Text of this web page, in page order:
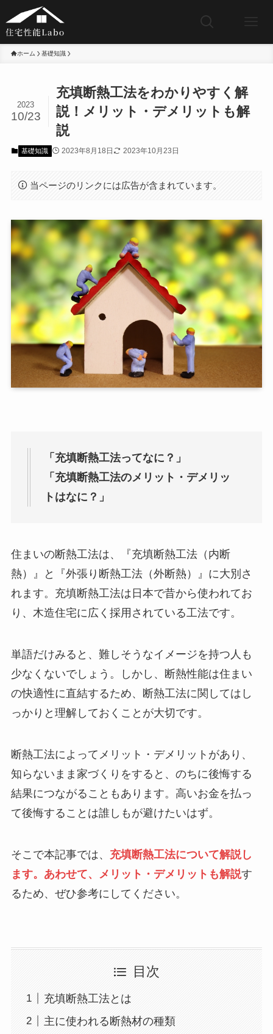
ホーム 基礎知識
充填断熱工法をわかりやすく解
説！メリット・デメリットも解
説
2023
10/23
基礎知識 2023年8月18日 2023年10月23日
当ページのリンクには広告が含まれています。
「充填断熱工法ってなに？」
「充填断熱工法のメリット・デメリッ
トはなに？」
住まいの断熱工法は、『充填断熱工法（内断
熱）』と『外張り断熱工法（外断熱）』に大別さ
れます。充填断熱工法は日本で昔から使われてお
り、木造住宅に広く採用されている工法です。
単語だけみると、難しそうなイメージを持つ人も
少なくないでしょう。しかし、断熱性能は住まい
の快適性に直結するため、断熱工法に関してはし
っかりと理解しておくことが大切です。
断熱工法によってメリット・デメリットがあり、
知らないまま家づくりをすると、のちに後悔する
結果につながることもあります。高いお金を払っ
て後悔することは誰しもが避けたいはず。
そこで本記事では、 充填断熱工法について解説し
ます。あわせて、メリット・デメリットも解説す
るため、ぜひ参考にしてください。
目次
充填断熱工法とは
主に使われる断熱材の種類